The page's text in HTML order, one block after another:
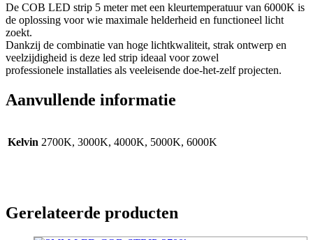
De COB LED strip 5 meter met een kleurtemperatuur van 6000K is
de oplossing voor wie maximale helderheid en functioneel licht
zoekt.
Dankzij de combinatie van hoge lichtkwaliteit, strak ontwerp en
veelzijdigheid is deze led strip ideaal voor zowel
professionele installaties als veeleisende doe-het-zelf projecten.
Aanvullende informatie
Kelvin 2700K, 3000K, 4000K, 5000K, 6000K
Gerelateerde producten